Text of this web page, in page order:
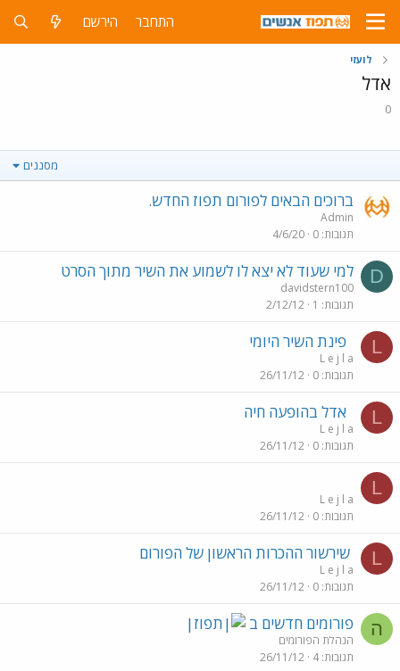
התחבר הירשם
לועזי
אדל
0
מסננים
ברוכים הבאים לפורום תפוז החדש.
Admin
תגובות 0
4/6/20
D למי שעוד לא יצא לו לשמוע את השיר מתוך הסרט
davidstern100
תגובות 1
2/12/12
L פינת השיר היומי
L e j l a
תגובות 0
26/11/12
L אדל בהופעה חיה
L e j l a
תגובות 0
26/11/12
L
L e j l a
תגובות 0
26/11/12
L שירשור ההכרות הראשון של הפורום
L e j l a
תגובות 0
26/11/12
ה פורומים חדשים ב
הנהלת הפורומים
תגובות 4
26/11/12